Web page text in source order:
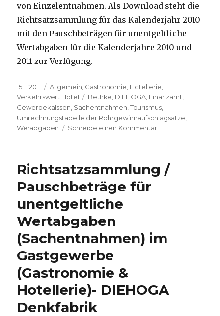
von Einzelentnahmen. Als Download steht die
Richtsatzsammlung für das Kalenderjahr 2010
mit den Pauschbeträgen für unentgeltliche
Wertabgaben für die Kalenderjahre 2010 und
2011 zur Verfügung.
Veröffentlicht
am
15.11.2011 Kategorien
Allgemein Gastronomie Hotellerie
Verkehrswert Hotel
Schlagwörter
Bethke DIEHOGA Finanzamt
Gewerbekalssen Sachentnahmen ,Tourismus
Umrechnungstabelle der Rohrgewinnaufschlagsätze
Werabgaben
Schreibe einen Kommentar
für
unentgeltliche
Richtsatzsammlung /
Pauschbeträge für
unentgeltliche
Wertabgaben
(Sachentnahmen) im
Gastgewerbe
(Gastronomie &
Hotellerie)- DIEHOGA
Denkfabrik